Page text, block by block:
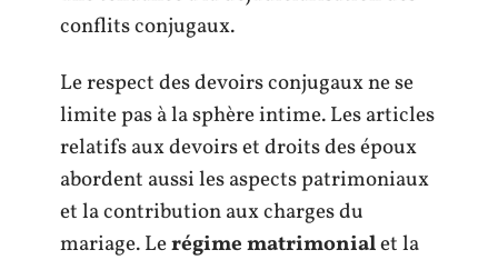
conflits conjugaux.
Le respect des devoirs conjugaux ne se
limite pas à la sphère intime. Les articles
relatifs aux devoirs et droits des époux
abordent aussi les aspects patrimoniaux
et la contribution aux charges du
mariage. Lerégime matrimonialet la